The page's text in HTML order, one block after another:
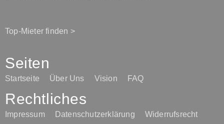
Top-Mieter finden >
Seiten
Startseite Über Uns Vision FAQ
Rechtliches
Impressum Datenschutzerklärung Widerrufsrecht